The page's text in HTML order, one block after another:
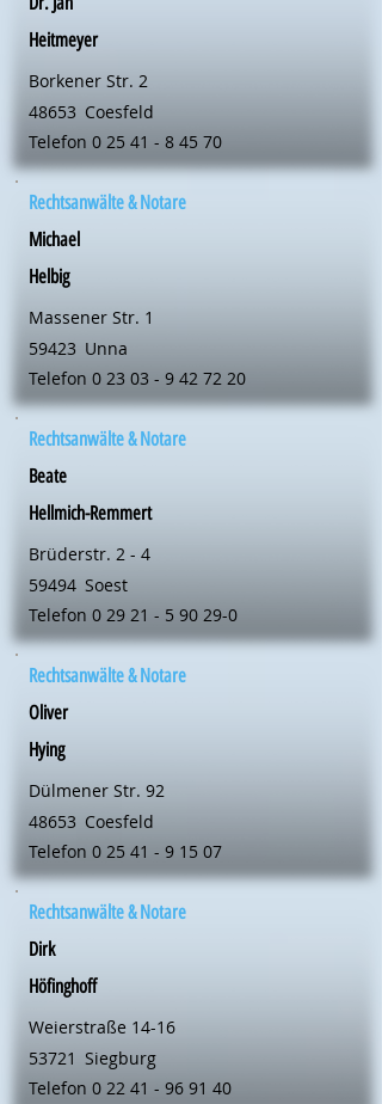
Heitmeyer
Borkener Str. 2
48653 Coesfeld
Telefon 0 25 41 - 8 45 70
Rechtsanwälte & Notare
Michael
Helbig
Massener Str. 1
59423 Unna
Telefon 0 23 03 - 9 42 72 20
Rechtsanwälte & Notare
Beate
Hellmich-Remmert
Brüderstr. 2 - 4
59494 Soest
Telefon 0 29 21 - 5 90 29-0
Rechtsanwälte & Notare
Oliver
Hying
Dülmener Str. 92
48653 Coesfeld
Telefon 0 25 41 - 9 15 07
Rechtsanwälte & Notare
Dirk
Höfinghoff
Weierstraße 14-16
53721 Siegburg
Telefon 0 22 41 - 96 91 40